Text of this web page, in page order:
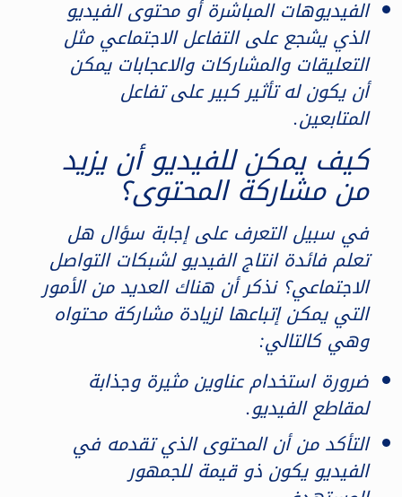
الفيديوهات المباشرة أو محتوى الفيديو
الذي يشجع على التفاعل الاجتماعي مثل
التعليقات والمشاركات والاعجابات يمكن
أن يكون له تأثير كبير على تفاعل
المتابعين.
كيف يمكن للفيديو أن يزيد
من مشاركة المحتوى؟
في سبيل التعرف على إجابة سؤال هل
تعلم فائدة انتاج الفيديو لشبكات التواصل
الاجتماعي؟ نذكر أن هناك العديد من الأمور
التي يمكن إتباعها لزيادة مشاركة محتواه
وهي كالتالي:
ضرورة استخدام عناوين مثيرة وجذابة
لمقاطع الفيديو.
التأكد من أن المحتوى الذي تقدمه في
الفيديو يكون ذو قيمة للجمهور